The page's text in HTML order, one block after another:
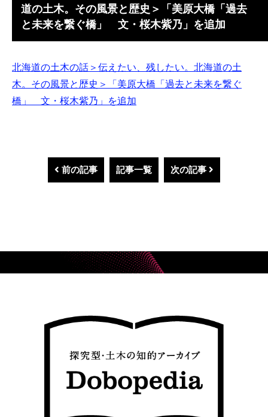
道の土木。その風景と歴史＞「美原大橋「過去
と未来を繋ぐ橋」 文・桜木紫乃」を追加
北海道の土木の話＞伝えたい、残したい。北海道の土
木。その風景と歴史＞「美原大橋「過去と未来を繋ぐ
橋」 文・桜木紫乃」を追加
前の記事 記事一覧 次の記事